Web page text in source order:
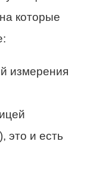
которые
измерения
это и есть